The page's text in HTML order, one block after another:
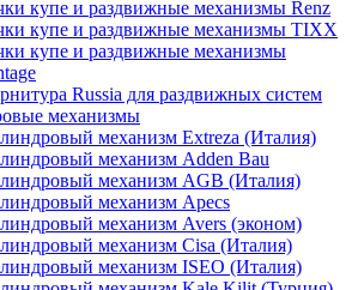
купе и раздвижные механизмы Renz
купе и раздвижные механизмы TIXX
купе и раздвижные механизмы
Russia для раздвижных систем
механизмы
механизм Extreza (Италия)
механизм Adden Bau
механизм AGB (Италия)
механизм Apecs
механизм Avers (эконом)
механизм Cisa (Италия)
механизм ISEO (Италия)